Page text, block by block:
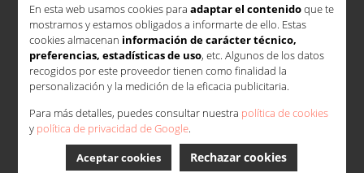
En esta web usamos cookies para adaptar el contenidoque te
mostramos y estamos obligados a informarte de ello. Estas
cookies almacenan información de carácter técnico,
preferencias, estadísticas de uso, etc. Algunos de los datos
recogidos por este proveedor tienen como finalidad la
personalización y la medición de la eficacia publicitaria.
Para más detalles, puedes consultar nuestra política de cookies
y política de privacidad de Google.
Aceptar cookies
Rechazar cookies